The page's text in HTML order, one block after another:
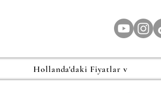
Hollanda'daki Fiyatlar v